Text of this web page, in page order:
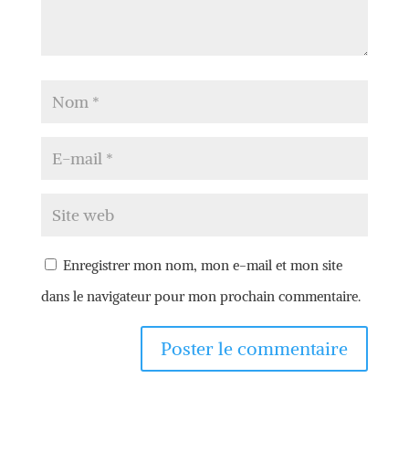
Enregistrer mon nom, mon e-mail et mon site
dans le navigateur pour mon prochain commentaire.